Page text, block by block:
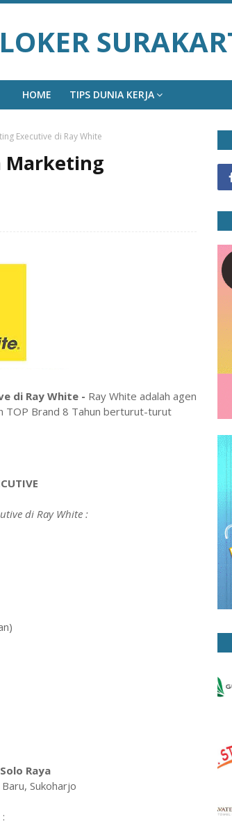
HOME TIPS DUNIA KERJA
Executive di Ray White
Marketing
di Ray White - Ray White adalah agen
TOP Brand 8 Tahun berturut-turut
di Ray White :
Raya
Sukoharjo